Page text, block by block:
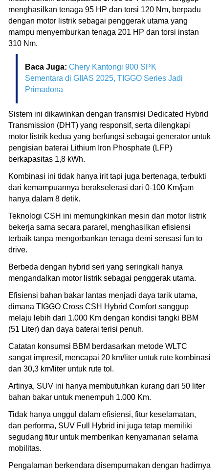
menghasilkan tenaga 95 HP dan torsi 120 Nm, berpadu
dengan motor listrik sebagai penggerak utama yang
mampu menyemburkan tenaga 201 HP dan torsi instan
310 Nm.
Baca Juga: Chery Kantongi 900 SPK
Sementara di GIIAS 2025, TIGGO Series Jadi
Primadona
Sistem ini dikawinkan dengan transmisi Dedicated Hybrid
Transmission (DHT) yang responsif, serta dilengkapi
motor listrik kedua yang berfungsi sebagai generator untuk
pengisian baterai Lithium Iron Phosphate (LFP)
berkapasitas 1,8 kWh.
Kombinasi ini tidak hanya irit tapi juga bertenaga, terbukti
dari kemampuannya berakselerasi dari 0-100 Km/jam
hanya dalam 8 detik.
Teknologi CSH ini memungkinkan mesin dan motor listrik
bekerja sama secara pararel, menghasilkan efisiensi
terbaik tanpa mengorbankan tenaga demi sensasi fun to
drive.
Berbeda dengan hybrid seri yang seringkali hanya
mengandalkan motor listrik sebagai penggerak utama.
Efisiensi bahan bakar lantas menjadi daya tarik utama,
dimana TIGGO Cross CSH Hybrid Comfort sanggup
melaju lebih dari 1.000 Km dengan kondisi tangki BBM
(51 Liter) dan daya baterai terisi penuh.
Catatan konsumsi BBM berdasarkan metode WLTC
sangat impresif, mencapai 20 km/liter untuk rute kombinasi
dan 30,3 km/liter untuk rute tol.
Artinya, SUV ini hanya membutuhkan kurang dari 50 liter
bahan bakar untuk menempuh 1.000 Km.
Tidak hanya unggul dalam efisiensi, fitur keselamatan,
dan performa, SUV Full Hybrid ini juga tetap memiliki
segudang fitur untuk memberikan kenyamanan selama
mobilitas.
Pengalaman berkendara disempurnakan dengan hadirnya